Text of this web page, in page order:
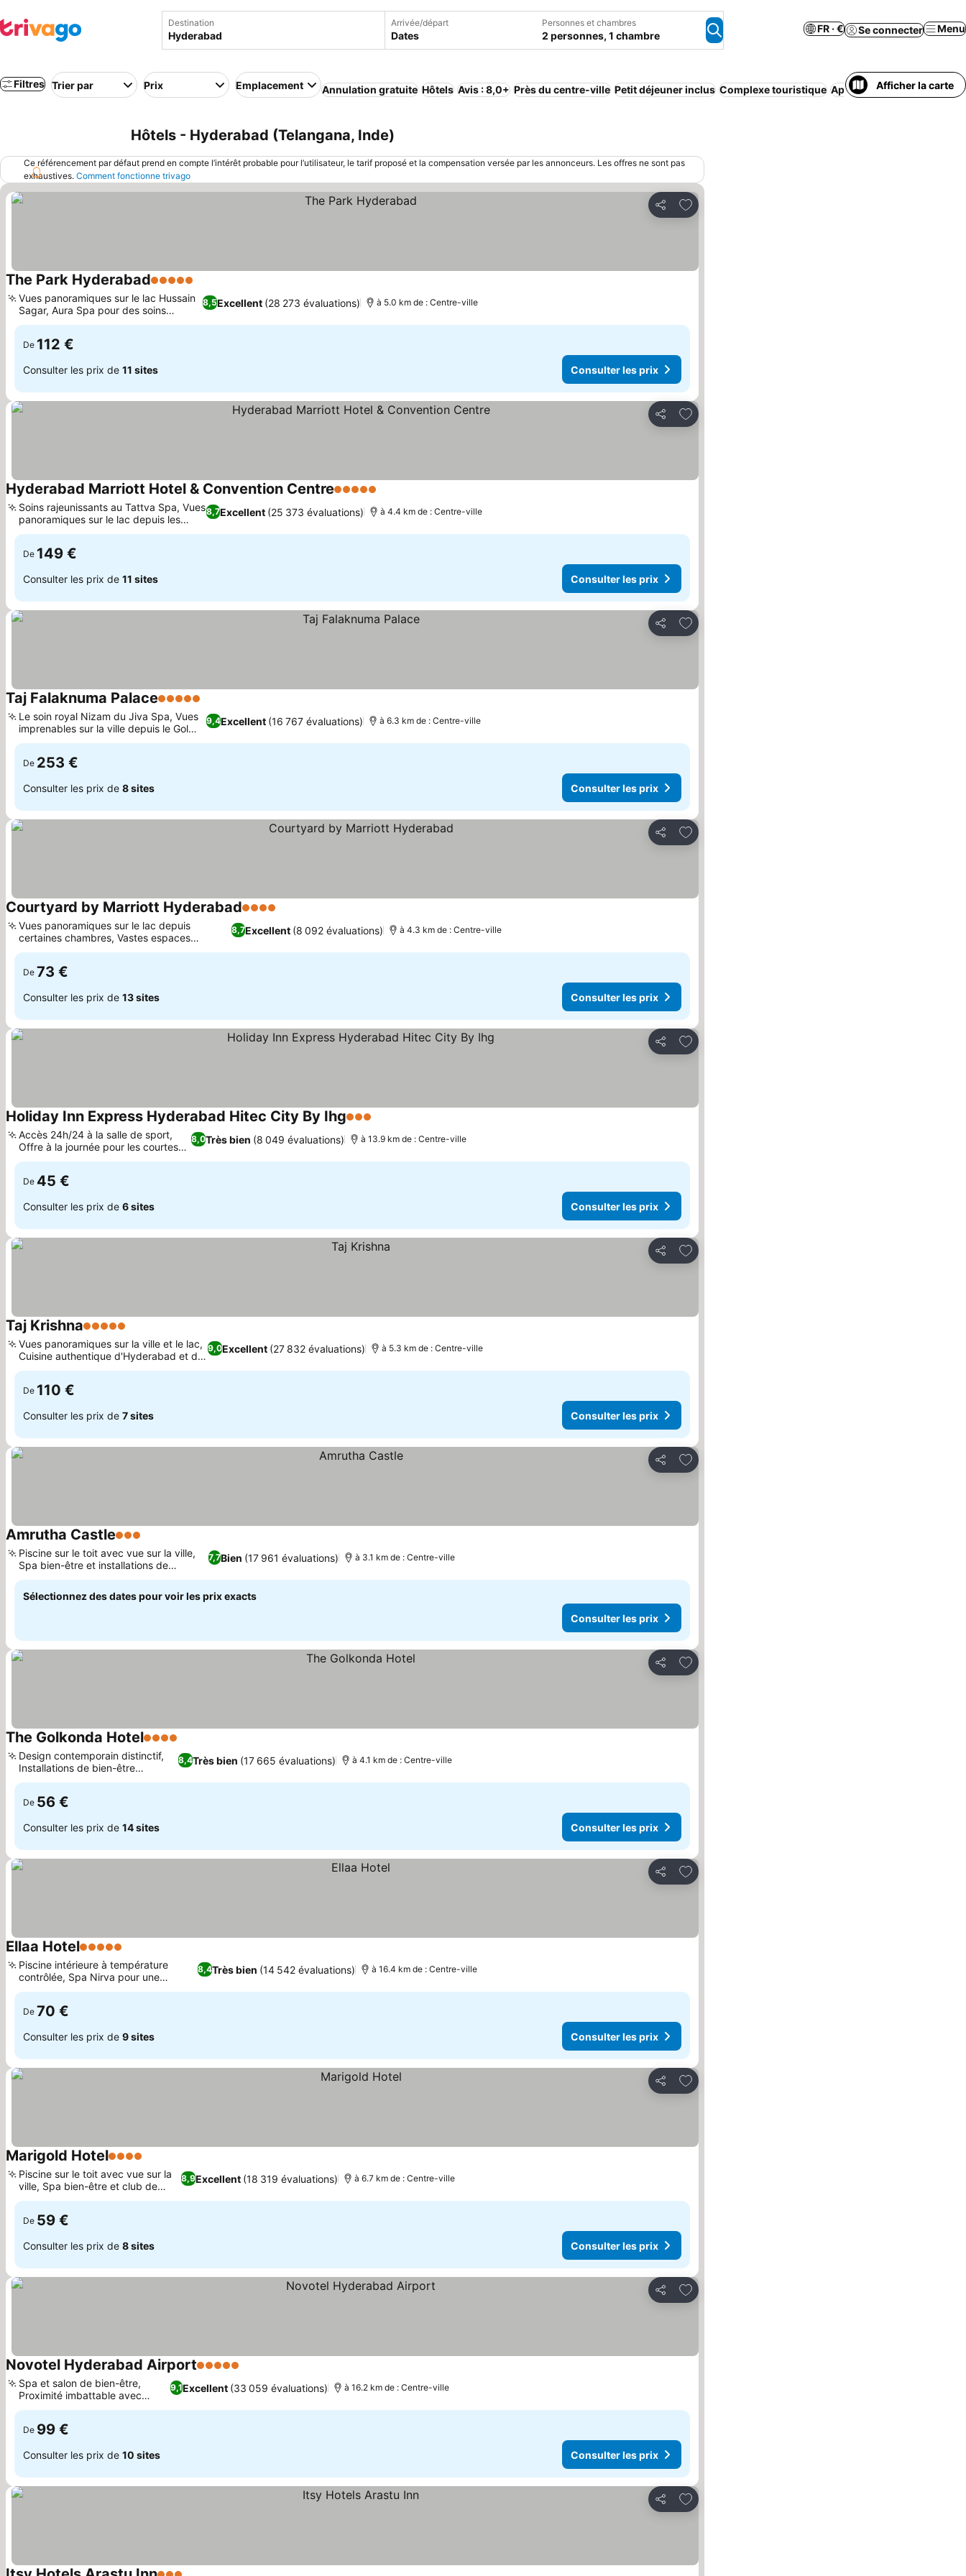
Destination Arrivée/départ
Dates
Personnes et chambres
2 personnes, 1 chambre
FR · € Se connecter Menu
Filtres Trier par Prix Emplacement Annulation gratuite Hôtels Avis : 8,0+ Près du centre-ville Petit déjeuner inclus Complexe touristique Appart’hôtel Piscine
Afficher la carte
Hôtels - Hyderabad (Telangana, Inde)
Ce référencement par défaut prend en compte l’intérêt probable pour l’utilisateur, le tarif proposé et la compensation versée par les annonceurs. Les offres ne sont pas
exhaustives. Comment fonctionne trivago
Partager
Ajouter à mes favoris
The Park Hyderabad5 Étoiles
8,5Excellent (28 273 évaluations)
Vues panoramiques sur le lac Hussain
Sagar, Aura Spa pour des soins
rajeunissants
à 5.0 km de : Centre-ville
De 112 €
Consulter les prix de 11 sites Consulter les prix
Partager
Ajouter à mes favoris
Hyderabad Marriott Hotel & Convention Centre5 Étoiles
8,7Excellent (25 373 évaluations)
Soins rajeunissants au Tattva Spa, Vues
panoramiques sur le lac depuis les
chambres
à 4.4 km de : Centre-ville
De 149 €
Consulter les prix de 11 sites Consulter les prix
Partager
Ajouter à mes favoris
Taj Falaknuma Palace5 Étoiles
9,4Excellent (16 767 évaluations)
Le soin royal Nizam du Jiva Spa, Vues
imprenables sur la ville depuis le Gol
Bungalow
à 6.3 km de : Centre-ville
De 253 €
Consulter les prix de 8 sites Consulter les prix
Partager
Ajouter à mes favoris
Courtyard by Marriott Hyderabad4 Étoiles
8,7Excellent (8 092 évaluations)
Vues panoramiques sur le lac depuis
certaines chambres, Vastes espaces
événementiels et de réunion
à 4.3 km de : Centre-ville
De 73 €
Consulter les prix de 13 sites Consulter les prix
Partager
Ajouter à mes favoris
Holiday Inn Express Hyderabad Hitec City By Ihg3 Étoiles
8,0Très bien (8 049 évaluations)
Accès 24h/24 à la salle de sport,
Offre à la journée pour les courtes
visites
à 13.9 km de : Centre-ville
De 45 €
Consulter les prix de 6 sites Consulter les prix
Partager
Ajouter à mes favoris
Taj Krishna5 Étoiles
9,0Excellent (27 832 évaluations)
Vues panoramiques sur la ville et le lac,
Cuisine authentique d'Hyderabad et du
monde
à 5.3 km de : Centre-ville
De 110 €
Consulter les prix de 7 sites Consulter les prix
Partager
Ajouter à mes favoris
Amrutha Castle3 Étoiles
7,7Bien (17 961 évaluations)
Piscine sur le toit avec vue sur la ville,
Spa bien-être et installations de
relaxation
à 3.1 km de : Centre-ville
Sélectionnez des dates pour voir les prix exacts
Consulter les prix
Partager
Ajouter à mes favoris
The Golkonda Hotel4 Étoiles
8,4Très bien (17 665 évaluations)
Design contemporain distinctif,
Installations de bien-être
complètes
à 4.1 km de : Centre-ville
De 56 €
Consulter les prix de 14 sites Consulter les prix
Partager
Ajouter à mes favoris
Ellaa Hotel5 Étoiles
8,4Très bien (14 542 évaluations)
Piscine intérieure à température
contrôlée, Spa Nirva pour une
relaxation ultime
à 16.4 km de : Centre-ville
De 70 €
Consulter les prix de 9 sites Consulter les prix
Partager
Ajouter à mes favoris
Marigold Hotel4 Étoiles
8,9Excellent (18 319 évaluations)
Piscine sur le toit avec vue sur la
ville, Spa bien-être et club de
santé
à 6.7 km de : Centre-ville
De 59 €
Consulter les prix de 8 sites Consulter les prix
Partager
Ajouter à mes favoris
Novotel Hyderabad Airport5 Étoiles
9,1Excellent (33 059 évaluations)
Spa et salon de bien-être,
Proximité imbattable avec
l'aéroport
à 16.2 km de : Centre-ville
De 99 €
Consulter les prix de 10 sites Consulter les prix
Partager
Ajouter à mes favoris